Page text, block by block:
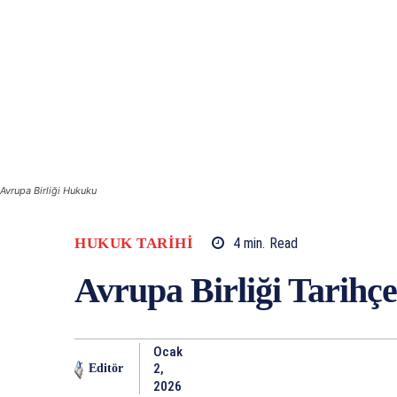
Avrupa Birliği Hukuku
HUKUK TARIHI 4 min. Read
Avrupa Birliği
Editör
Ocak
2,
2026